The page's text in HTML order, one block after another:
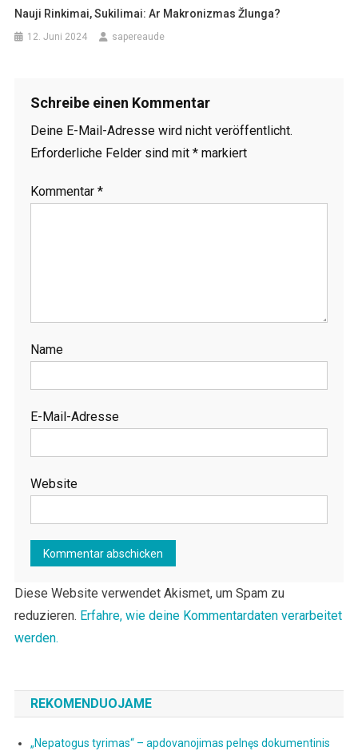
Nauji Rinkimai, Sukilimai: Ar Makronizmas Žlunga?
12. Juni 2024 sapereaude
Schreibe einen Kommentar
Deine E-Mail-Adresse wird nicht veröffentlicht.
Erforderliche Felder sind mit *markiert
Kommentar *
Name
E-Mail-Adresse
Website
Diese Website verwendet Akismet, um Spam zu
reduzieren. Erfahre, wie deine Kommentardaten verarbeitet
werden.
REKOMENDUOJAME
„Nepatogus tyrimas“ – apdovanojimas pelnęs dokumentinis